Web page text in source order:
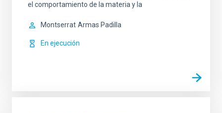
el comportamiento de la materia y la
Montserrat Armas Padilla
En ejecución